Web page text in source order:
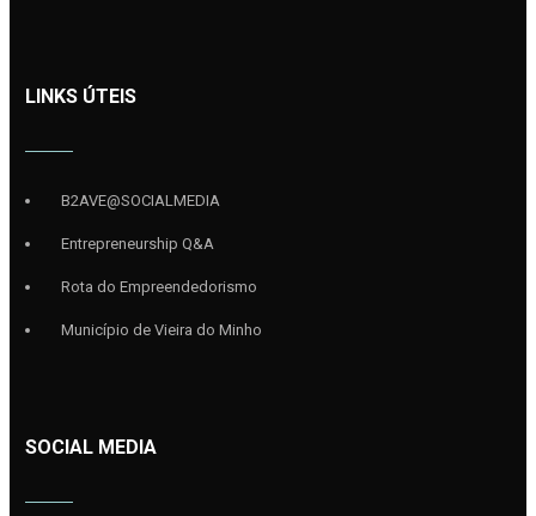
LINKS ÚTEIS
B2AVE@SOCIALMEDIA
Entrepreneurship Q&A
Rota do Empreendedorismo
Município de Vieira do Minho
SOCIAL MEDIA